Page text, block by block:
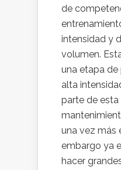
de
intensidad y
volumen.
una etapa
alta
parte de esta
una vez más
embargo ya
hacer